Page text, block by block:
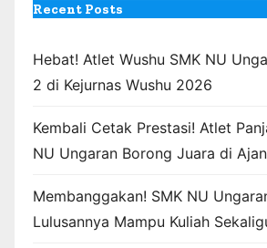
Recent Posts
Hebat! Atlet Wushu SMK NU
2 di Kejurnas Wushu 2026
Kembali Cetak Prestasi! Atlet
NU Ungaran Borong Juara di
Membanggakan! SMK NU
Lulusannya Mampu Kuliah